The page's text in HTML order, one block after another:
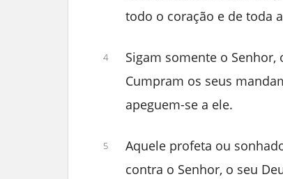
todo o coração e de toda
4
Sigam somente o Senhor,
Cumpram os seus
apeguem-se a ele.
5
Aquele profeta ou
contra o Senhor, o seu